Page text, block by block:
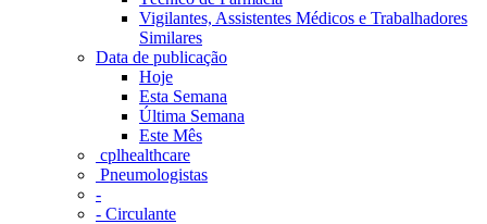
Vigilantes, Assistentes Médicos e Trabalhadores
Similares
Data de publicação
Hoje
Esta Semana
Última Semana
Este Mês
‎ cplhealthcare‬
Pneumologistas
-
- Circulante